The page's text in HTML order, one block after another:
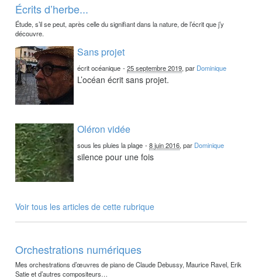
Écrits d’herbe...
Étude, s’il se peut, après celle du signifiant dans la nature, de l’écrit que j’y
découvre.
Sans projet
écrit océanique -25 septembre 2019, par Dominique
L’océan écrit sans projet.
Oléron vidée
sous les pluies la plage -8 juin 2016, par Dominique
silence pour une fois
Voir tous les articles de cette rubrique
Orchestrations numériques
Mes orchestrations d’œuvres de piano de Claude Debussy, Maurice Ravel, Erik
Satie et d’autres compositeurs…